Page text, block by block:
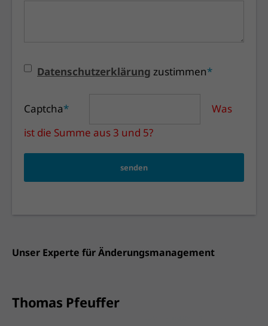
Datenschutzerklärung zustimmen*
Captcha*
Was
ist die Summe aus 3 und 5?
senden
Unser Experte für Änderungsmanagement
Thomas Pfeuffer